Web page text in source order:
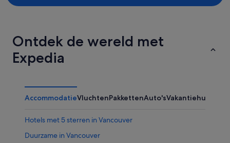
Ontdek de wereld met
Expedia
AccommodatieVluchtenPakkettenAuto'sVakantiehuizen
Hotels met 5 sterren in Vancouver
Duurzame in Vancouver